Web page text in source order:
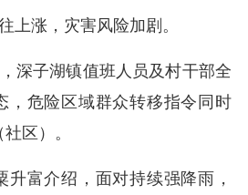
上涨，灾害风险加剧。
深子湖镇值班人员及村干部全
，危险区域群众转移指令同时
区）。
升富介绍，面对持续强降雨，